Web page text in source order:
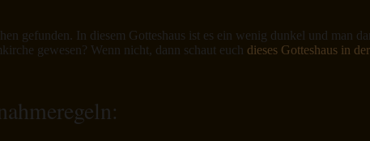
gefunden. In diesem Gotteshaus ist es ein wenig dunkel und man
gewesen? Wenn nicht, dann schaut euch dieses Gotteshaus in